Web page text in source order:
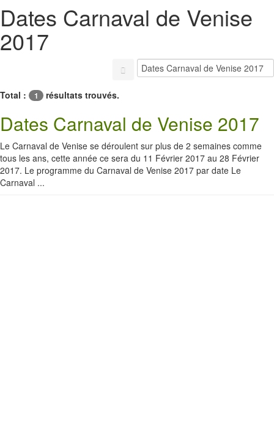
Dates Carnaval de Venise
2017
Total : 1 résultats trouvés.
Dates Carnaval de Venise 2017
Le Carnaval de Venise se déroulent sur plus de 2 semaines comme
tous les ans, cette année ce sera du 11 Février 2017 au 28 Février
2017. Le programme du Carnaval de Venise 2017 par date Le
Carnaval ...